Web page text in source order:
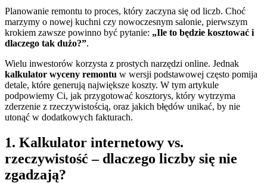
Planowanie remontu to proces, który zaczyna się od liczb. Choć
marzymy o nowej kuchni czy nowoczesnym salonie, pierwszym
krokiem zawsze powinno być pytanie: „Ile to będzie kosztować i
dlaczego tak dużo?”.
Wielu inwestorów korzysta z prostych narzędzi online. Jednak
kalkulator wyceny remontu w wersji podstawowej często pomija
detale, które generują największe koszty. W tym artykule
podpowiemy Ci, jak przygotować kosztorys, który wytrzyma
zderzenie z rzeczywistością, oraz jakich błędów unikać, by nie
utonąć w dodatkowych fakturach.
1. Kalkulator internetowy vs.
rzeczywistość – dlaczego liczby się nie
zgadzają?